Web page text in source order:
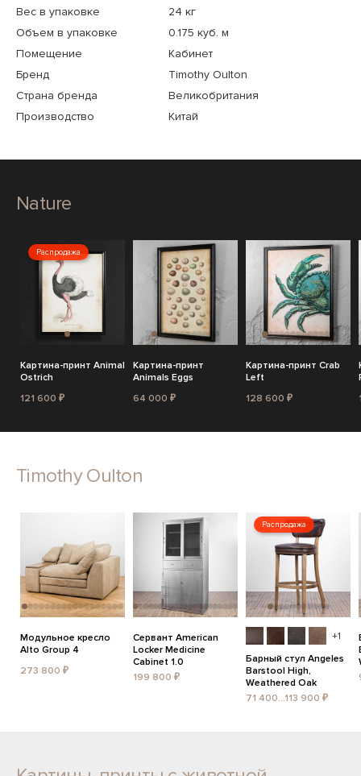
Вес в упаковке
24 кг
Объем в упаковке
0.175 куб. м
Помещение
Кабинет
Бренд
Timothy Oulton
Страна бренда
Великобритания
Производство
Китай
Nature
Распродажа
Картина-принт Animal
Ostrich
121 600 ₽
Картина-принт
Animals Eggs
64 000 ₽
Картина-принт Crab
Left
128 600 ₽
Timothy Oulton
Модульное кресло
Alto Group 4
273 800 ₽
Сервант American
Locker Medicine
Cabinet 1.0
199 800 ₽
Распродажа
+1
Барный стул Angeles
Barstool High,
Weathered Oak
71 400...113 900 ₽